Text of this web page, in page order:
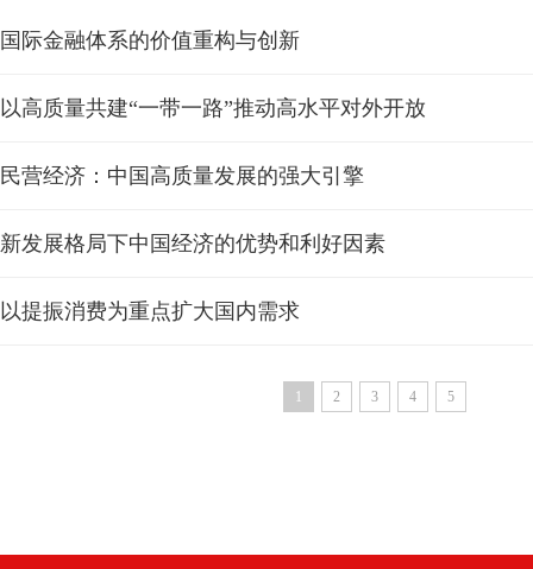
国际金融体系的价值重构与创新
以高质量共建“一带一路”推动高水平对外开放
民营经济：中国高质量发展的强大引擎
新发展格局下中国经济的优势和利好因素
以提振消费为重点扩大国内需求
1 2 3 4 5